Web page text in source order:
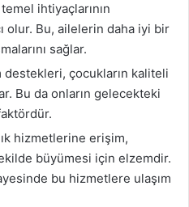
ihtiyaçlarının
olur. Bu, ailelerin daha iyi bir
sağlar.
destekleri, çocukların kaliteli
Bu da onların gelecekteki
hizmetlerine erişim,
büyümesi için elzemdir.
bu hizmetlere ulaşım